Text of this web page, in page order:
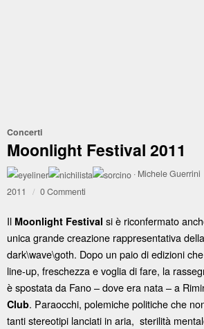
Concerti
Moonlight Festival 2011
· Michele Guerrini
2011
/ 0 Commenti
Il Moonlight Festival si è riconfermato
unica grande creazione rappresentativa
dark\wave\goth. Dopo un paio di edizioni
line-up, freschezza e voglia di fare, la
è spostata da Fano – dove era nata – a
Club. Paraocchi, polemiche politiche che
tanti stereotipi lanciati in aria, sterilità